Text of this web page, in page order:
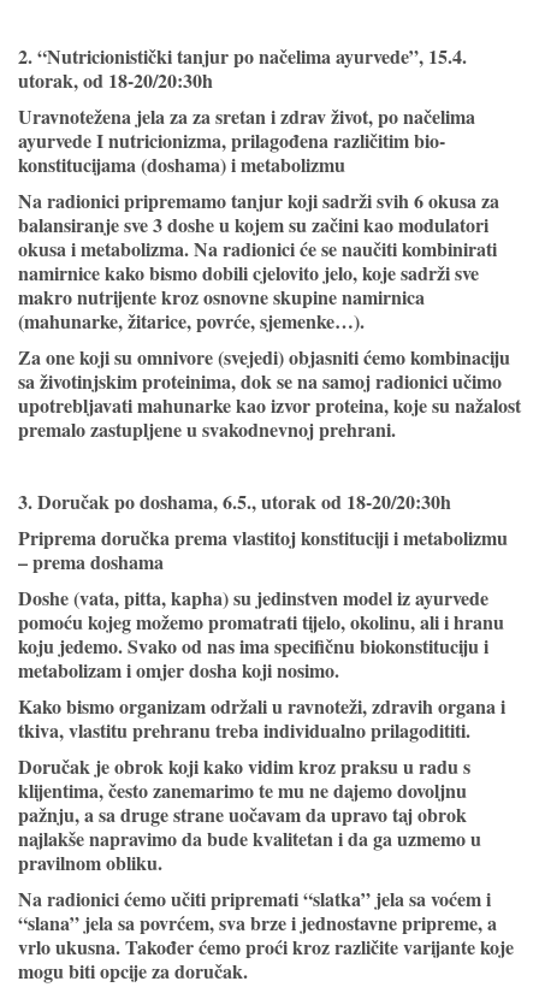
2. “Nutricionistički tanjur po načelima ayurvede”, 15.4.
utorak, od 18-20/20:30h
Uravnotežena jela za za sretan i zdrav život, po načelima
ayurvede I nutricionizma, prilagođena različitim bio-
konstitucijama (doshama) i metabolizmu
Na radionici pripremamo tanjur koji sadrži svih 6 okusa za
balansiranje sve 3 doshe u kojem su začini kao modulatori
okusa i metabolizma. Na radionici će se naučiti kombinirati
namirnice kako bismo dobili cjelovito jelo, koje sadrži sve
makro nutrijente kroz osnovne skupine namirnica
(mahunarke, žitarice, povrće, sjemenke…).
Za one koji su omnivore (svejedi) objasniti ćemo kombinaciju
sa životinjskim proteinima, dok se na samoj radionici učimo
upotrebljavati mahunarke kao izvor proteina, koje su nažalost
premalo zastupljene u svakodnevnoj prehrani.
3. Doručak po doshama, 6.5., utorak od 18-20/20:30h
Priprema doručka prema vlastitoj konstituciji i metabolizmu
– prema doshama
Doshe (vata, pitta, kapha) su jedinstven model iz ayurvede
pomoću kojeg možemo promatrati tijelo, okolinu, ali i hranu
koju jedemo. Svako od nas ima specifičnu biokonstituciju i
metabolizam i omjer dosha koji nosimo.
Kako bismo organizam održali u ravnoteži, zdravih organa i
tkiva, vlastitu prehranu treba individualno prilagodititi.
Doručak je obrok koji kako vidim kroz praksu u radu s
klijentima, često zanemarimo te mu ne dajemo dovoljnu
pažnju, a sa druge strane uočavam da upravo taj obrok
najlakše napravimo da bude kvalitetan i da ga uzmemo u
pravilnom obliku.
Na radionici ćemo učiti pripremati “slatka” jela sa voćem i
“slana” jela sa povrćem, sva brze i jednostavne pripreme, a
vrlo ukusna. Također ćemo proći kroz različite varijante koje
mogu biti opcije za doručak.